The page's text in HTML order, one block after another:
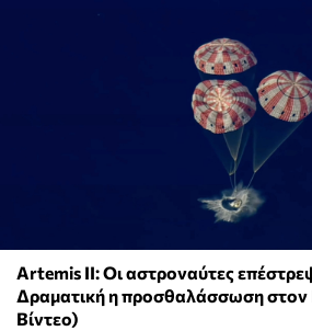
Artemis II: Οι αστροναύτες
Δραματική η προσθαλάσσωση στον
Βίντεο)